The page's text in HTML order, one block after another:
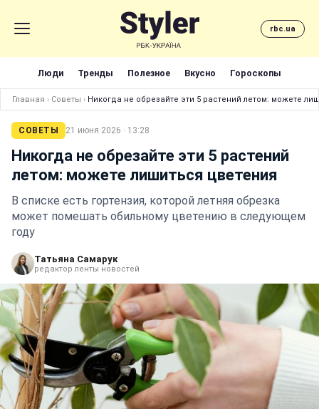
rbc.ua
Люди Тренды Полезное Вкусно Гороскопы
Главная › Советы › Никогда не обрезайте эти 5 растений летом: можете
СОВЕТЫ 21 июня 2026 · 13:28
Никогда не обрезайте эти 5 растений
летом: можете лишиться цветения
В списке есть гортензия, которой летняя обрезка
может помешать обильному цветению в следующем
году
Татьяна Самарук
редактор ленты новостей